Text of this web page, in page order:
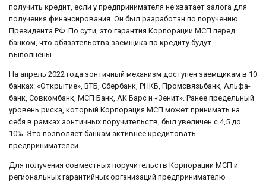
получить кредит, если у предпринимателя не хватает залога для
получения финансирования. Он был разработан по поручению
Президента РФ. По сути, это гарантия Корпорации МСП перед
банком, что обязательства заемщика по кредиту будут
выполнены.
На апрель 2022 года зонтичный механизм доступен заемщикам в 10
банках: «Открытие», ВТБ, Сбербанк, РНКБ, Промсвязьбанк, Альфа-
банк, Совкомбанк, МСП Банк, АК Барс и «Зенит». Ранее предельный
уровень риска, который Корпорация МСП может принимать на
себя в рамках зонтичных поручительств, был увеличен с 4,5 до
10%. Это позволяет банкам активнее кредитовать
предпринимателей.
Для получения совместных поручительств Корпорации МСП и
региональных гарантийных организаций предпринимателю